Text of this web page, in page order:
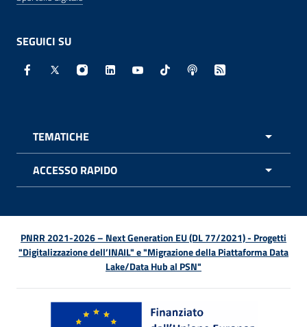
SEGUICI SU
Facebook - Sito esterno - Apertura in nuova finestra
X - Sito esterno - Apertura in nuova finestra
Instagram - Sito esterno - Apertura in
Linkedin - Sito esterno - Apertura in
Youtube - Sito esterno -
TikTok - Sito esterno -
Spreaker - Sito
Feed RSS -
TEMATICHE
ACCESSO RAPIDO
PNRR 2021-2026 – Next Generation EU (DL 77/2021) - Progetti
"Digitalizzazione dell’INAIL" e "Migrazione della Piattaforma Data
Lake/Data Hub al PSN"